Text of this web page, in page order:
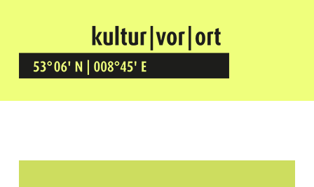
Kultur Vor Ort
BREMEN GRÖPELINGEN